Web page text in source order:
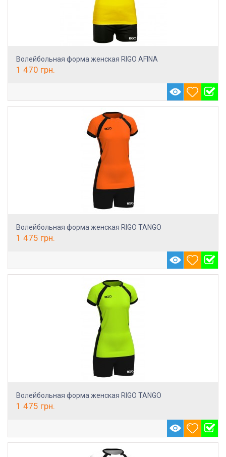
Волейбольная форма женская RIGO AFINA
1 470 грн.
Волейбольная форма женская RIGO TANGO
1 475 грн.
Волейбольная форма женская RIGO TANGO
1 475 грн.